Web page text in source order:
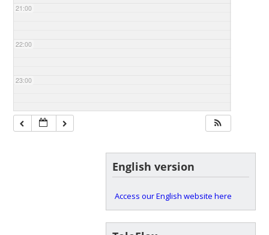
21:00
22:00
23:00
English version
Access our English website here